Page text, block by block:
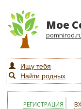
Мое
Ищу тебя
Найти родных
РЕГИСТРАЦИЯ